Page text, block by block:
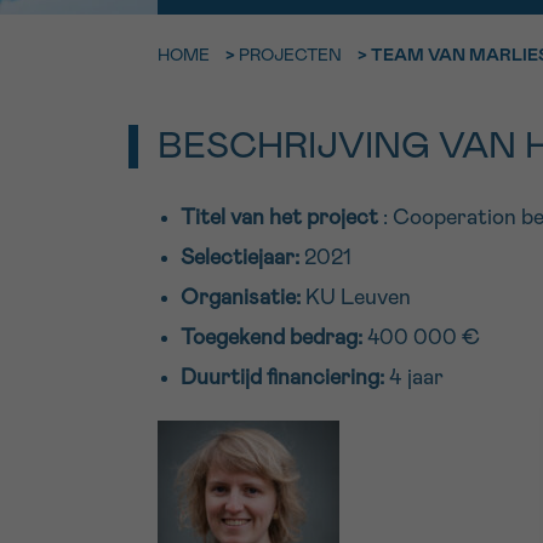
HOME > PROJECTEN > TEAM VAN
BESCHRIJVING VAN
Titel van het project : Cooperation
Selectiejaar: 2021
Organisatie: KU Leuven
Toegekend bedrag: 400 000 €
Duurtijd financiering: 4 jaar
Bel ons
EMAIL
Ik aanvaard de